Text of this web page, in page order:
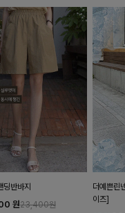
딩반바지
원23,400원
더예쁜린
이즈]